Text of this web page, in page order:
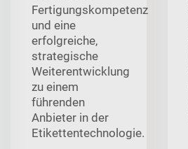
Fertigungskompetenz
und eine
erfolgreiche,
strategische
Weiterentwicklung
zu einem
führenden
Anbieter in der
Etikettentechnologie.